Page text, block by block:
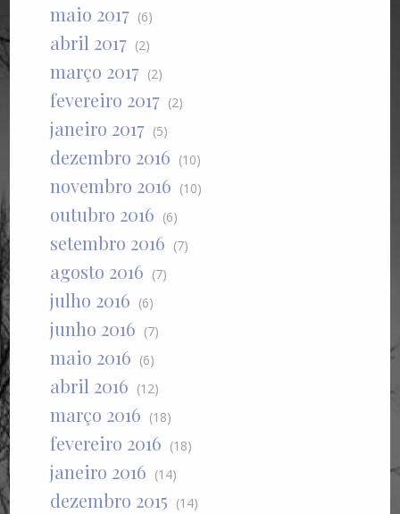
maio 2017 (6)
abril 2017 (2)
março 2017 (2)
fevereiro 2017 (2)
janeiro 2017 (5)
dezembro 2016 (10)
novembro 2016 (10)
outubro 2016 (6)
setembro 2016 (7)
agosto 2016 (7)
julho 2016 (6)
junho 2016 (7)
maio 2016 (6)
abril 2016 (12)
março 2016 (18)
fevereiro 2016 (18)
janeiro 2016 (14)
dezembro 2015 (14)